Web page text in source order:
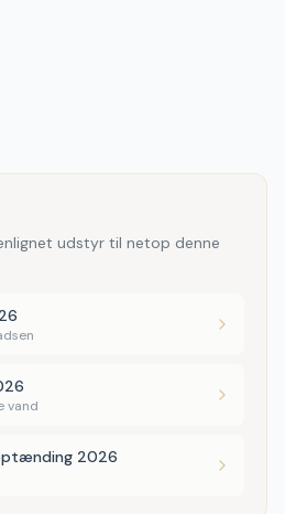
udstyr til netop denne
vand
2026